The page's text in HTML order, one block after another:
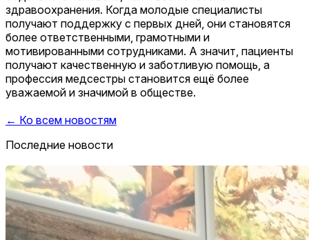
здравоохранения. Когда молодые специалисты
получают поддержку с первых дней, они становятся
более ответственными, грамотными и
мотивированными сотрудниками. А значит, пациенты
получают качественную и заботливую помощь, а
профессия медсестры становится ещё более
уважаемой и значимой в обществе.
← Ко всем новостям
Последние новости